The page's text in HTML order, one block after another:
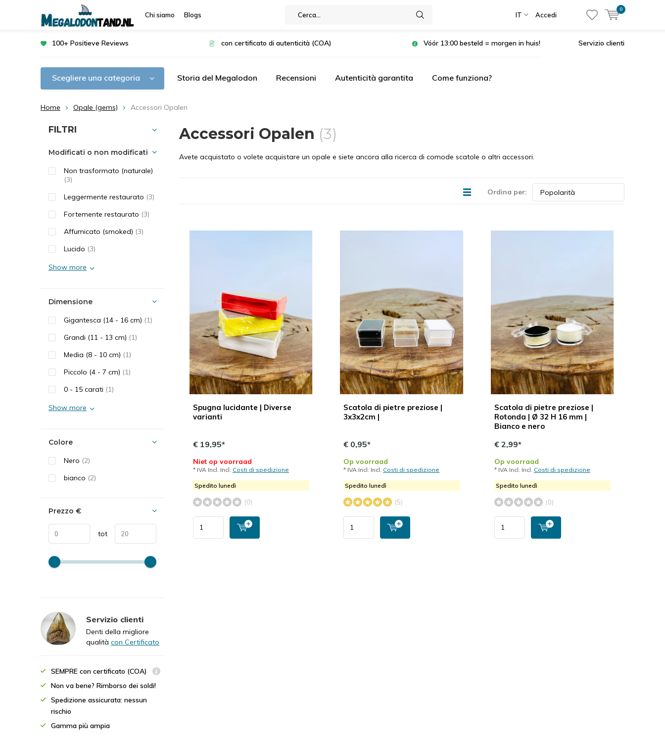
Chi siamo Blogs IT Accedi
0
100+ Positieve Reviews con certificato di autenticità (COA) Vóór 13:00 besteld = morgen in huis! Servizio clienti
Scegliere una categoria Storia del Megalodon Recensioni Autenticità garantita Come funziona?
Home Opale (gems) Accessori Opalen
Accessori Opalen (3)
Avete acquistato o volete acquistare un opale e siete ancora alla ricerca di comode scatole o altri accessori.
Ordina per:
Spugna lucidante | Diverse
varianti
€ 19,95*
Niet op voorraad
* IVA Incl. Incl. Costi di spedizione
Spedito lunedì
(0)
Scatola di pietre preziose |
3x3x2cm |
€ 0,95*
Op voorraad
* IVA Incl. Incl. Costi di spedizione
Spedito lunedì
(5)
Scatola di pietre preziose |
Rotonda | Ø 32 H 16 mm |
Bianco e nero
€ 2,99*
Op voorraad
* IVA Incl. Incl. Costi di spedizione
Spedito lunedì
(0)
Ordina per:
FILTRI
Modificati o non modificati
Non trasformato (naturale)
(3)
Leggermente restaurato (3)
Fortemente restaurato (3)
Affumicato (smoked) (3)
Lucido (3)
Show more
Dimensione
Gigantesca (14 - 16 cm) (1)
Grandi (11 - 13 cm) (1)
Media (8 - 10 cm) (1)
Piccolo (4 - 7 cm) (1)
0 - 15 carati (1)
Show more
Colore
Nero (2)
bianco (2)
Prezzo €
tot
Servizio clienti
Denti della migliore
qualità con Certificato
SEMPRE con certificato (COA)
Non va bene? Rimborso dei soldi!
Spedizione assicurata: nessun
rischio
Gamma più ampia